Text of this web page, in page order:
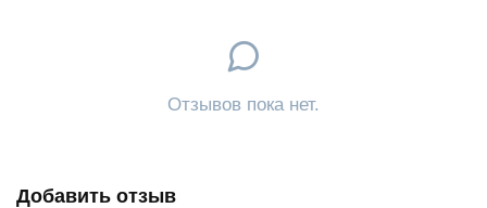
Отзывов пока нет.
Добавить отзыв